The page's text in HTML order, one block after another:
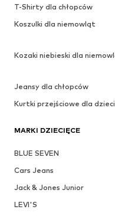
T-Shirty dla chłopców
Koszulki dla niemowląt
Kozaki niebieski dla
Jeansy dla chłopców
Kurtki przejściowe dla dzieci
MARKI DZIECIĘCE
BLUE SEVEN
Cars Jeans
Jack & Jones Junior
LEVI'S